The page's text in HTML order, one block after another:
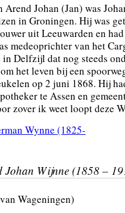
Arend Johan (Jan) was
in Groningen. Hij was
uit Leeuwarden en
medeoprichter van het
Delfzijl dat nog steeds
het leven bij een
op 2 juni 1868. Hij
te Assen en
zover ik weet loopt deze
Johan Wijnne (1858 –
Wageningen)